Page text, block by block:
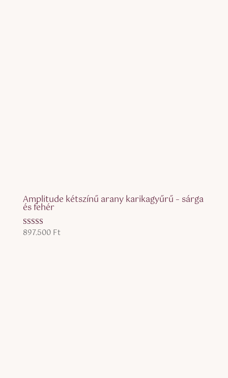
Amplitude kétszínű arany karikagyűrű – sárga
és fehér
Értékelés:
897.500 Ft